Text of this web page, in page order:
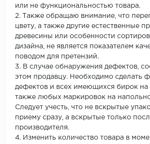
или не функциональностью товара.
2. Также обращаю внимание, что
цвету, а также другие естественные
древесины или особенности
дизайна, не является показателем
поводом для претензий.
3. В случае обнаружения дефектов,
этом продавцу. Необходимо сделать
дефектов и всех имеющихся бирок на
также любых маркировок на
Следует учесть, что не вскрытые
приему сразу, а вскрытые только
производителя.
4. Изменить количество товара в